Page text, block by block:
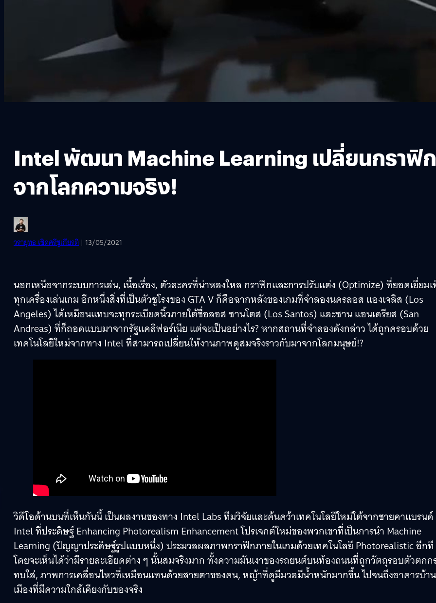
Intel พัฒนา Machine Learning เปลี่ยนกราฟิก
จากโลกความจริง!
วรายุทธ เชิดศรีชูเกียรติ | 13/05/2021
นอกเหนือจากระบบการเล่น, เนื้อเรื่อง, ตัวละครที่น่าหลงใหล กราฟิกและการปรับแต่ง (Optimize) ที่ยอดเยี่ยม
ทุกเครื่องเล่นเกม อีกหนึ่งสิ่งที่เป็นตัวชูโรงของ GTA V ก็คือฉากหลังของเกมที่จำลองนครลอส แองเจลิส (Los
Angeles) ได้เหมือนแทบจะทุกระเบียดนิ้วภายใต้ชื่อลอส ซานโตส (Los Santos) และซาน แอนเดรียส (San
Andreas) ที่ก็ถอดแบบมาจากรัฐแคลิฟอร์เนีย แต่จะเป็นอย่างไร? หากสถานที่จำลองดังกล่าว ได้ถูกครอบด้วย
เทคโนโลยีใหม่จากทาง Intel ที่สามารถเปลี่ยนให้งานภาพดูสมจริงราวกับมาจากโลกมนุษย์!?
วิดีโอด้านบนที่เห็นกันนี้ เป็นผลงานของทาง Intel Labs ทีมวิจัยและค้นคว้าเทคโนโลยีใหม่ใต้จากชายคาแบรนด์
Intel ที่ประดิษฐ์ Enhancing Photorealism Enhancement โปรเจกต์ใหม่ของพวกเขาที่เป็นการนำ Machine
Learning (ปัญญาประดิษฐ์รูปแบบหนึ่ง) ประมวลผลภาพกราฟิกภายในเกมด้วยเทคโนโลยี Photorealistic อีกที
โดยจะเห็นได้ว่ามีรายละเอียดต่าง ๆ นั้นสมจริงมาก ทั้งความมันเงาของรถยนต์บนท้องถนนที่ถูกวัตถุรอบตัวตกก
ทบใส่, ภาพการเคลื่อนไหวที่เหมือนแทนด้วยสายตาของคน, หญ้าที่ดูมีมวลมีน้ำหนักมากขึ้น ไปจนถึงอาคารบ้าน
เมืองที่มีความใกล้เคียงกับของจริง